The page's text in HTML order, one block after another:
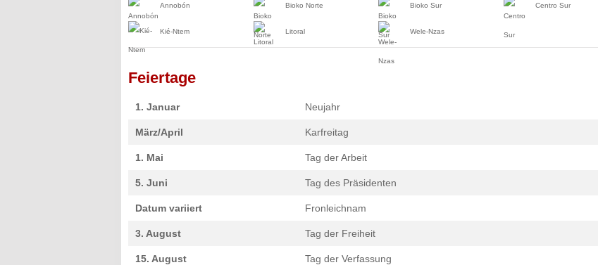
Annobón Bioko Norte Bioko Sur Centro Sur
Kié-Ntem Litoral Wele-Nzas
Feiertage
1. Januar Neujahr
März/April Karfreitag
1. Mai Tag der Arbeit
5. Juni Tag des Präsidenten
Datum variiert Fronleichnam
3. August Tag der Freiheit
15. August Tag der Verfassung